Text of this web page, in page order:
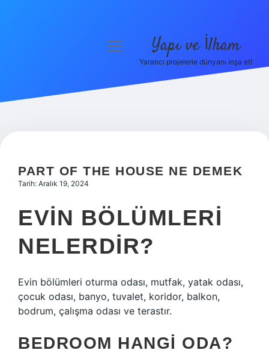
Hakkımızda
menüyü
Yapı ve İlham
Yaratıcı projelerle dünyanı inşa et!
PART OF THE HOUSE NE DEMEK
Tarih: Aralık 19, 2024
EVIN BÖLÜMLERI
NELERDIR?
Evin bölümleri oturma odası, mutfak, yatak odası,
çocuk odası, banyo, tuvalet, koridor, balkon,
bodrum, çalışma odası ve terastır.
BEDROOM HANGI ODA?